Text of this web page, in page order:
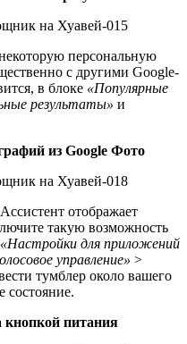
персональную
с другими Google-
в блоке «Популярные
результаты» и
из Google Фото
отображает
такую возможность
«Настройки для приложений
управление» >
тумблер около вашего
состояние.
кнопкой питания